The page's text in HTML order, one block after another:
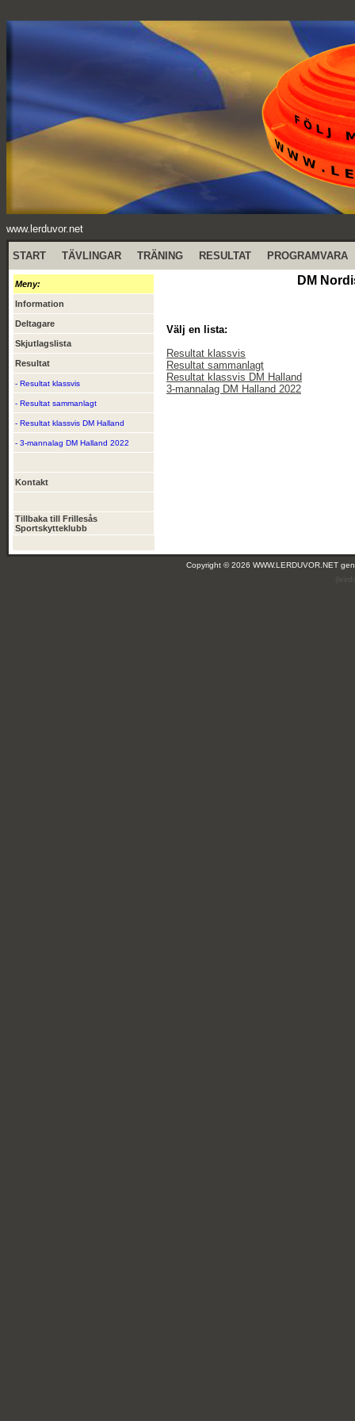
www.lerduvor.net
START TÄVLINGAR TRÄNING RESULTAT PROGRAMVARA
Meny:
Information
Deltagare
Skjutlagslista
Resultat
- Resultat klassvis
- Resultat sammanlagt
- Resultat klassvis DM Halland
- 3-mannalag DM Halland 2022
Kontakt
Tillbaka till Frillesås
Sportskytteklubb
DM
Välj en lista:
Resultat klassvis
Resultat sammanlagt
Resultat klassvis DM Halland
3-mannalag DM Halland 2022
Copyright © 2026 WWW.LERDUVOR.NET